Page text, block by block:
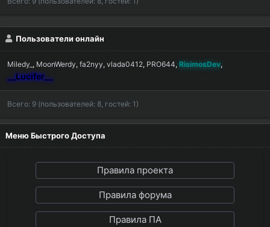
Пользователи онлайн
Miledy_ MoonWerdy fa2nyy vlada0412 PRO644 RisimosDev
__Lucifer__
Всего: 9 (пользователей: 8, гостей: 1)
Меню Быстрого Доступа
Правила проекта
Правила форума
Правила ПА